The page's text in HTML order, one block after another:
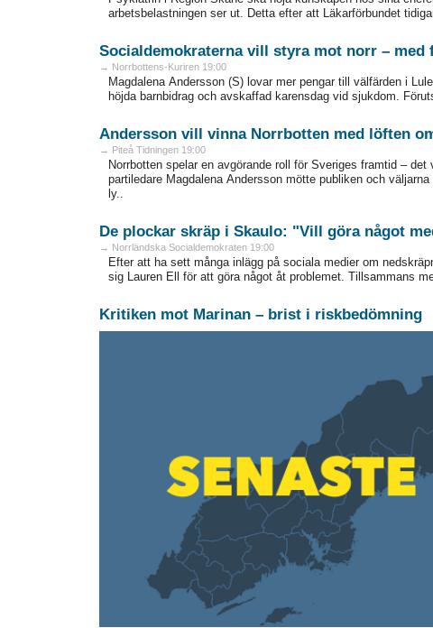
arbetsbelastningen ser ut. Detta efter att Läkarförbundet
Socialdemokraterna vill styra mot norr –
→ Norrbottens-Kuriren 19:00
Magdalena Andersson (S) lovar mer pengar till välfärden i
höjda barnbidrag och avskaffad karensdag vid sjukdom.
Andersson vill vinna Norrbotten med löften
→ Piteå Tidningen 19:00
Norrbotten spelar en avgörande roll för Sveriges framtid –
partiledare Magdalena Andersson mötte publiken och
ly..
De plockar skräp i Skaulo: "Vill göra något
→ Norrländska Socialdemokraten 19:00
Efter att ha sett många inlägg på sociala medier om
sig Lauren Ell för att göra något åt problemet. Tillsammans
Kritiken mot Marinan – brist i riskbedömning